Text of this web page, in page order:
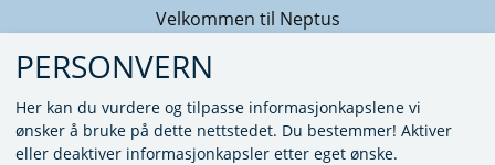
Velkommen til Neptus
PERSONVERN
Her kan du vurdere og tilpasse informasjonkapslene vi
ønsker å bruke på dette nettstedet. Du bestemmer! Aktiver
eller deaktiver informasjonkapsler etter eget ønske.